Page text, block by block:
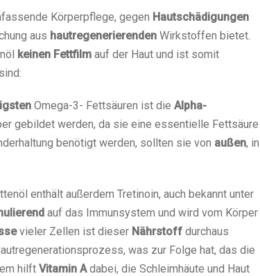
Körperpflege, gegen Hautschädigungen
aus hautregenerierenden Wirkstoffen bietet.
keinen Fettfilm auf der Haut und ist somit
Omega-3- Fettsäuren ist die Alpha-
gebildet werden, da sie eine essentielle Fettsäure
benötigt werden, sollten sie von außen, in
enthält außerdem Tretinoin, auch bekannt unter
auf das Immunsystem und wird vom Körper
vieler Zellen ist dieser Nährstoff durchaus
was zur Folge hat, das die
hilft Vitamin Adabei, die Schleimhäute und Haut